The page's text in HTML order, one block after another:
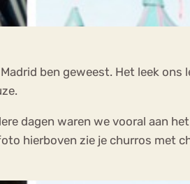
ben geweest. Het leek
dagen waren we vooral aan
hierboven zie je churros met